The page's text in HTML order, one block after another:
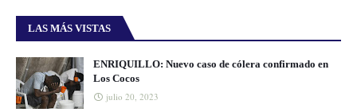
LAS MÁS VISTAS
ENRIQUILLO: Nuevo caso de cólera confirmado en
Los Cocos
julio 20, 2023